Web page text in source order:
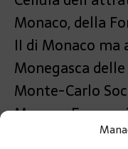
Monaco, della
II di Monaco ma
Monegasca
Monte-Carlo
Monaco
Private Label.